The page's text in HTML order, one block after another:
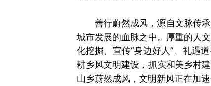
善行蔚然成风，源自文脉传
城市发展的血脉之中。厚重的人
化挖掘、宣传“身边好人”、礼遇
耕乡风文明建设，抓实和美乡村
山乡蔚然成风，文明新风正在加速